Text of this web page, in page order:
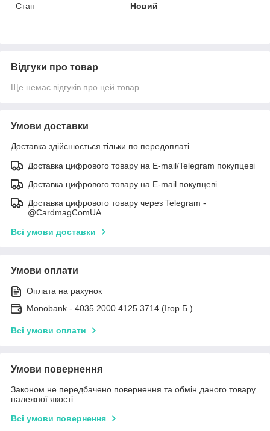
Стан
Новий
Відгуки про товар
Ще немає відгуків про цей товар
Умови доставки
Доставка здійснюється тільки по передоплаті.
Доставка цифрового товару на E-mail/Telegram покупцеві
Доставка цифрового товару на E-mail покупцеві
Доставка цифрового товару через Telegram -
@CardmagComUA
Всі умови доставки
Умови оплати
Оплата на рахунок
Monobank - 4035 2000 4125 3714 (Ігор Б.)
Всі умови оплати
Умови повернення
Законом не передбачено повернення та обмін даного товару
належної якості
Всі умови повернення